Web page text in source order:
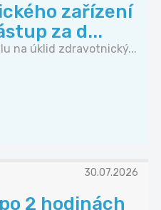
zařízení
za d...
na úklid zdravotnický...
30.07.2026
2 hodinách